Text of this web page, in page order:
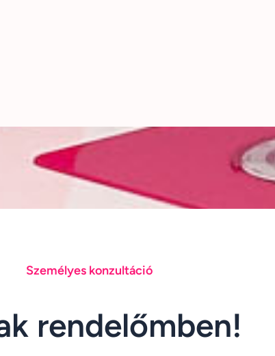
Személyes konzultáció
rendelőmben!